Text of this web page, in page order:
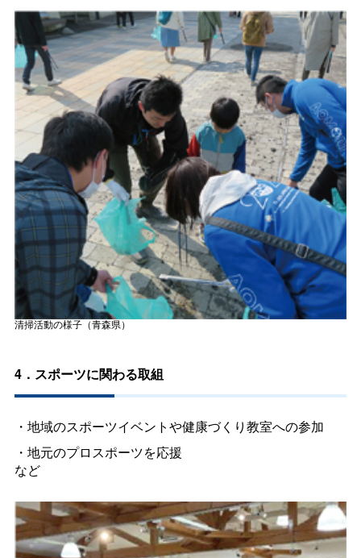
清掃活動の様子（青森県）
4．スポーツに関わる取組
・地域のスポーツイベントや健康づくり教室への参加
・地元のプロスポーツを応援
など